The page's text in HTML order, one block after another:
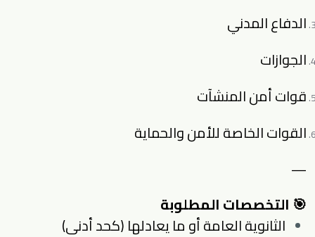
الدفاع المدني
الجوازات
قوات أمن المنشآت
القوات الخاصة للأمن والحماية
—
🎯 التخصصات المطلوبة
الثانوية العامة أو ما يعادلها (كحد أدنى)